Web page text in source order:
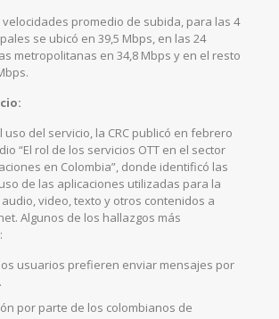
velocidades promedio de subida, para las 4
se ubicó en 39,5 Mbps, en las 24
metropolitanas en 34,8 Mbps y en el resto
uso del servicio, la CRC publicó en febrero
“El rol de los servicios OTT en el sector
en Colombia”, donde identificó las
de las aplicaciones utilizadas para la
video, texto y otros contenidos a
Algunos de los hallazgos más
los usuarios prefieren enviar mensajes por
por parte de los colombianos de